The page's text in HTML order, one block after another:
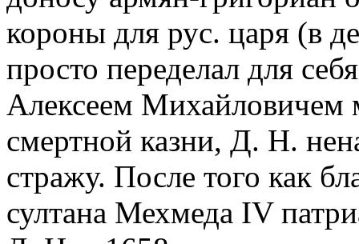
короны для рус. царя (в
просто переделал для
Алексеем Михайловичем
смертной казни, Д. Н.
стражу. После того как
султана Мехмеда IV